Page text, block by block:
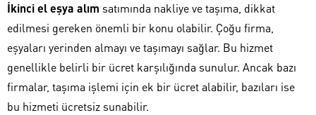
İkinci el eşya alım satımında nakliye ve taşıma, dikkat
edilmesi gereken önemli bir konu olabilir. Çoğu firma,
eşyaları yerinden almayı ve taşımayı sağlar. Bu hizmet
genellikle belirli bir ücret karşılığında sunulur. Ancak bazı
firmalar, taşıma işlemi için ek bir ücret alabilir, bazıları ise
bu hizmeti ücretsiz sunabilir.